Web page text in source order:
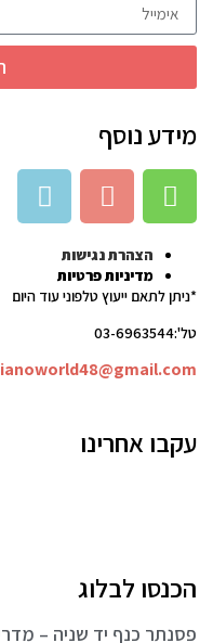
מידע נוסף
הצהרת נגישות
מדיניות פרטיות
*ניתן לתאם ייעוץ טלפוני עוד היום
טל':03-6963544
עקבו אחרינו
הכנסו לבלוג
פסנתר כנף יד שניה –